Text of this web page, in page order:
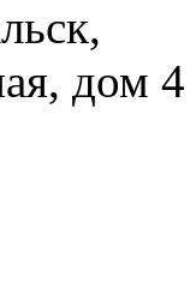
дом 4